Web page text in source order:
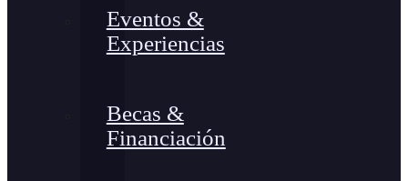
Eventos &
Experiencias
Becas &
Financiación